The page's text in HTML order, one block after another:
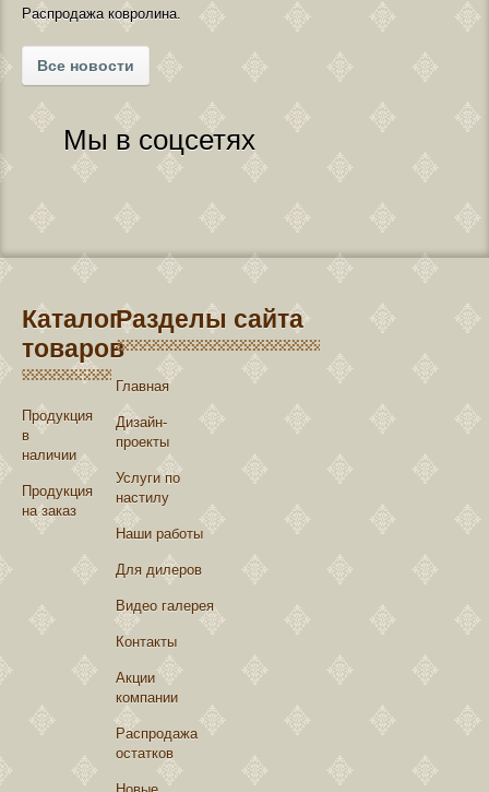
Распродажа ковролина.
Все новости
Мы в соцсетях
Каталог
товаров
Продукция
в
наличии
Продукция
на заказ
Разделы сайта
Главная
Дизайн-
проекты
Услуги по
настилу
Наши работы
Для дилеров
Видео галерея
Контакты
Акции
компании
Распродажа
остатков